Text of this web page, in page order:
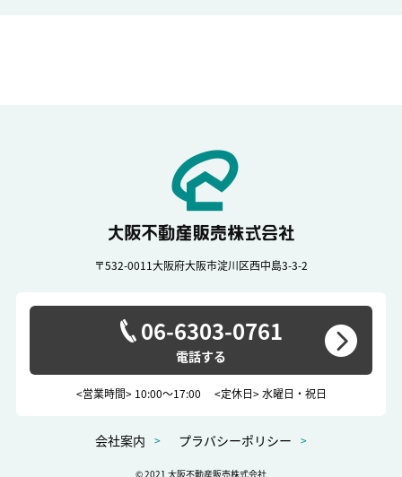
〒532-0011大阪府大阪市淀川区西中島3-3-2
06-6303-0761
<営業時間> 10:00～17:00 <定休日> 水曜日・祝日
会社案内 プラバシーポリシー
© 2021 大阪不動産販売株式会社